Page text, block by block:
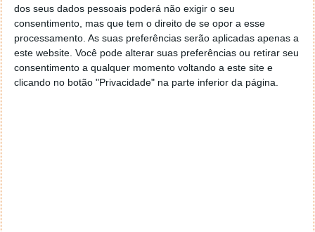
dos seus dados pessoais poderá não exigir o seu
consentimento, mas que tem o direito de se opor a esse
processamento. As suas preferências serão aplicadas apenas a
este website. Você pode alterar suas preferências ou retirar seu
consentimento a qualquer momento voltando a este site e
clicando no botão "Privacidade" na parte inferior da página.